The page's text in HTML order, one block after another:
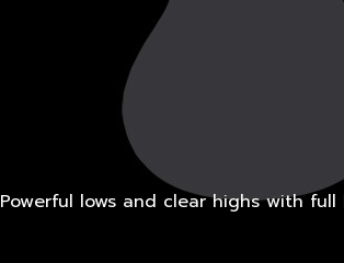
Powerful lows and clear highs with full